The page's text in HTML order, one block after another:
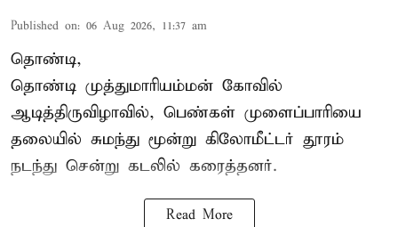
Published on: 06 Aug 2026, 11:37 am
தொண்டி,
தொண்டி முத்துமாரியம்மன் கோவில்
ஆடித்திருவிழாவில், பெண்கள் முளைப்பாரியை
தலையில் சுமந்து மூன்று கிலோமீட்டர் தூரம்
நடந்து சென்று கடலில் கரைத்தனர்.
Read More